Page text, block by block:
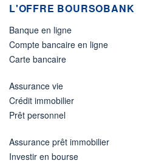
L'OFFRE BOURSOBANK
Banque en ligne
Compte bancaire en ligne
Carte bancaire
Assurance vie
Crédit immobilier
Prêt personnel
Assurance prêt immobilier
Investir en bourse